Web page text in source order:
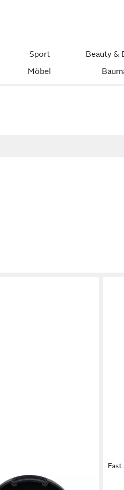
Sport Beauty &
Möbel
Fast